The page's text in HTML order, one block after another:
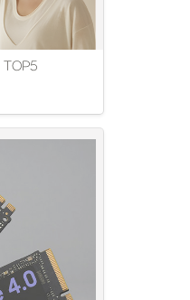
다.
TOP5